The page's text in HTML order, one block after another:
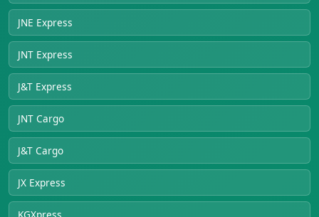
JNE Express
JNT Express
J&T Express
JNT Cargo
J&T Cargo
JX Express
KGXpress